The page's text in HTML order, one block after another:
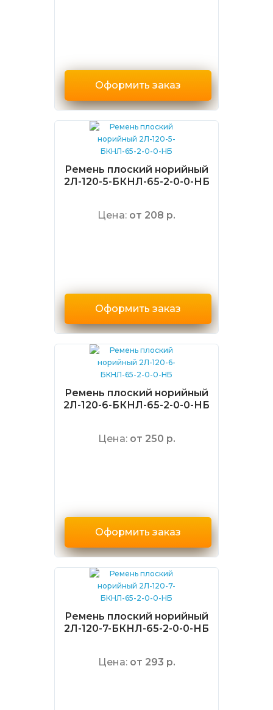
Оформить заказ
Ремень плоский норийный
2Л-120-5-БКНЛ-65-2-0-0-НБ
Цена: от 208 р.
Оформить заказ
Ремень плоский норийный
2Л-120-6-БКНЛ-65-2-0-0-НБ
Цена: от 250 р.
Оформить заказ
Ремень плоский норийный
2Л-120-7-БКНЛ-65-2-0-0-НБ
Цена: от 293 р.